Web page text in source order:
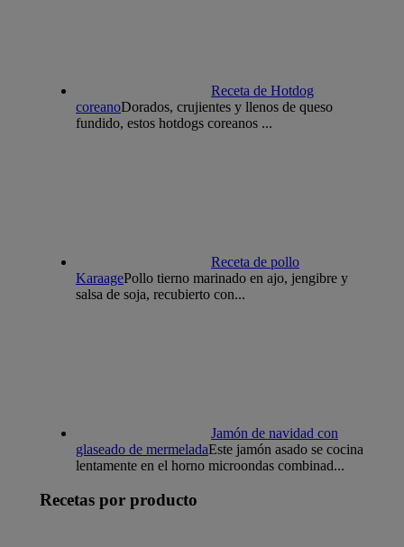
Receta de Hotdog
coreanoDorados, crujientes y llenos de queso
fundido, estos hotdogs coreanos ...
Receta de pollo
KaraagePollo tierno marinado en ajo, jengibre y
salsa de soja, recubierto con...
Jamón de navidad con
glaseado de mermeladaEste jamón asado se cocina
lentamente en el horno microondas combinad...
Recetas por producto